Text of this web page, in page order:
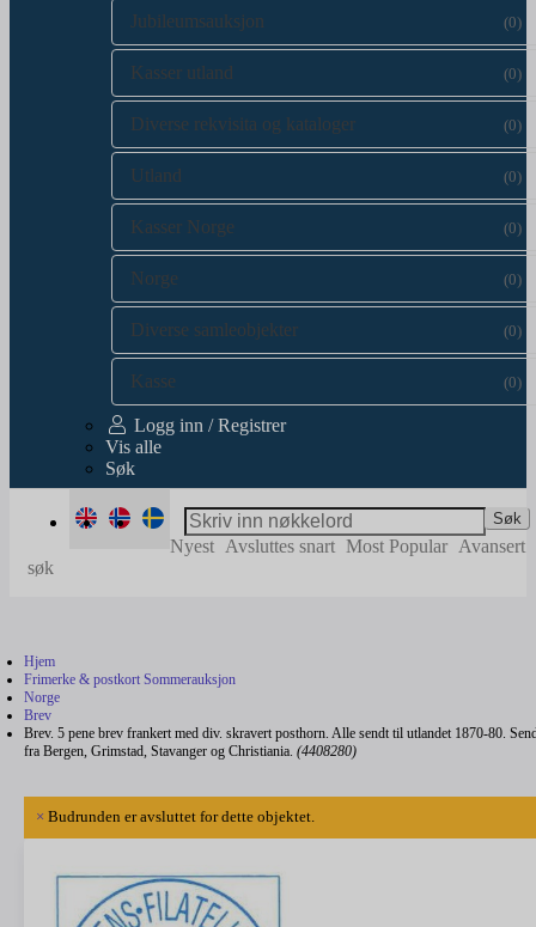
Jubileumsauksjon (0)
Kasser utland (0)
Diverse rekvisita og kataloger (0)
Utland (0)
Kasser Norge (0)
Norge (0)
Diverse samleobjekter (0)
Kasse (0)
Logg inn / Registrer
Vis alle
Søk
Søk
Nyest Avsluttes snart Most Popular Avansert
søk
Hjem
Frimerke & postkort Sommerauksjon
Norge
Brev
Brev. 5 pene brev frankert med div. skravert posthorn. Alle sendt til utlandet 1870-80.
fra Bergen, Grimstad, Stavanger og Christiania. (4408280)
× Budrunden er avsluttet for dette objektet.